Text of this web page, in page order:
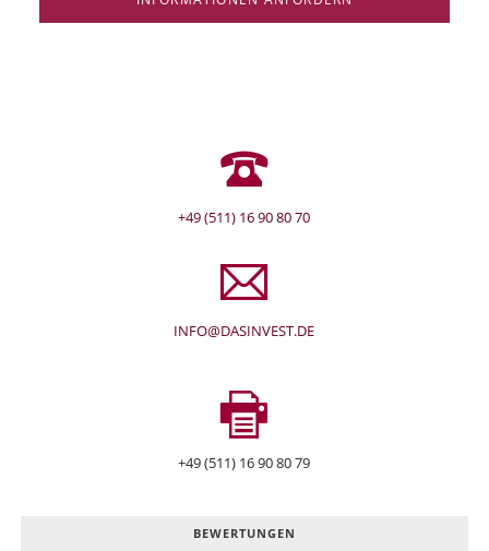
+49 (511) 16 90 80 70
INFO@DASINVEST.DE
+49 (511) 16 90 80 79
BEWERTUNGEN